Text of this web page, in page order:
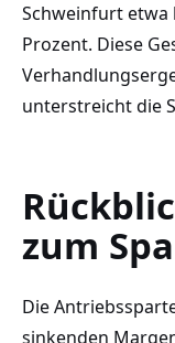
Schweinfurt etwa
Prozent. Diese
unterstreicht die
zum
Die
sinkenden